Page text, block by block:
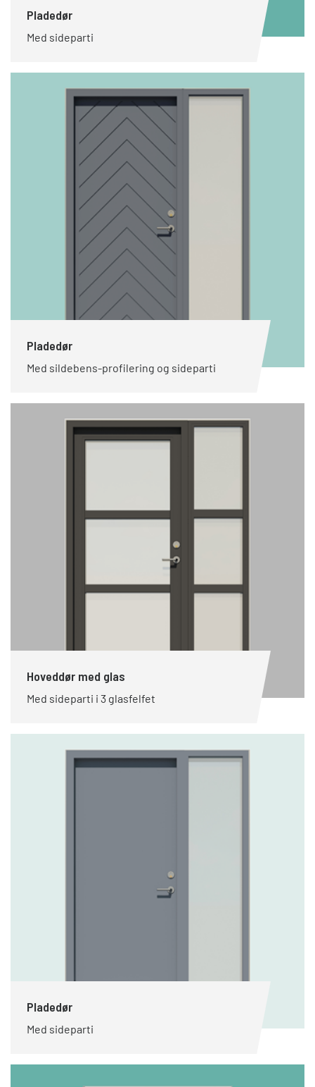
Pladedør
Med sideparti
Pladedør
Med sildebens-profilering og sideparti
Hoveddør med glas
Med sideparti i 3 glasfelfet
Pladedør
Med sideparti